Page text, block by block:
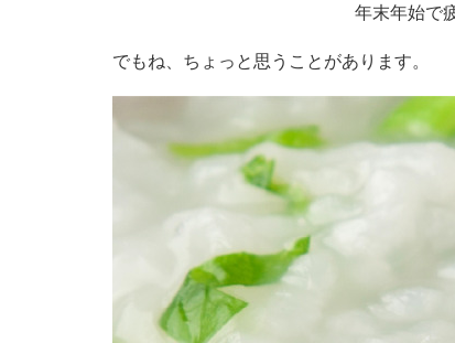
年末年始で
でもね、ちょっと思うことがあります。